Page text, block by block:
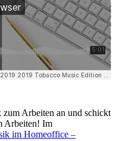
zum Arbeiten an und schickt
Arbeiten! Im
im Homeoffice –